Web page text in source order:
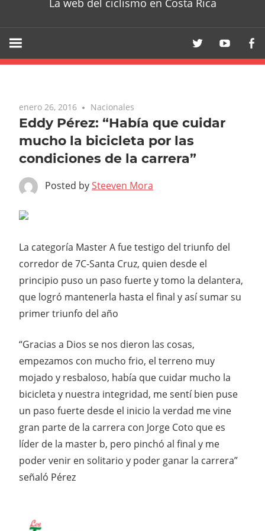
La web del ciclismo en Costa Rica
enero 26, 2016 Nacionales
Eddy Pérez: “Había que cuidar
mucho la bicicleta por las
condiciones de la carrera”
Posted bySteeven Mora
La categoría Master A fue testigo del triunfo del
corredor de 7C-Santa Cruz, quien desde el
principio puso un paso fuerte y tomo la delantera,
que logró mantenerla hasta el final y así sumar su
primer triunfo del año
“Gracias a Dios se nos dieron las cosas,
empezamos con mucho frio, el terreno muy
mojado y resbaloso, había que cuidar mucho la
bicicleta y nuestra integridad, me sentí bien puse
un paso fuerte desde el inicio la verdad me vine
gran parte de la carrera con Jorge Coto que es
líder de la master b, pero pinchó al final y me
poder venir en solitario y poder ganar la carrera”
señaló Pérez